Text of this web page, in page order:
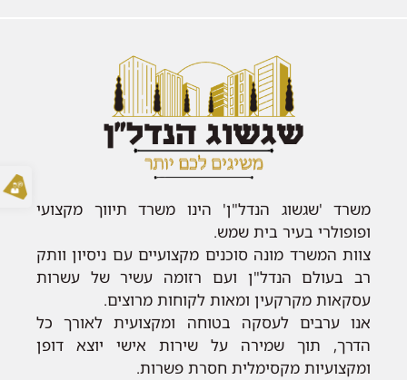
משרד 'שגשוג הנדל"ן' הינו משרד תיווך מקצועי
ופופולרי בעיר בית שמש.
צוות המשרד מונה סוכנים מקצועיים עם ניסיון וותק
רב בעולם הנדל"ן ועם רזומה עשיר של עשרות
עסקאות מקרקעין ומאות לקוחות מרוצים.
אנו ערבים לעסקה בטוחה ומקצועית לאורך כל
הדרך, תוך שמירה על שירות אישי יוצא דופן
ומקצועיות מקסימלית חסרת פשרות.